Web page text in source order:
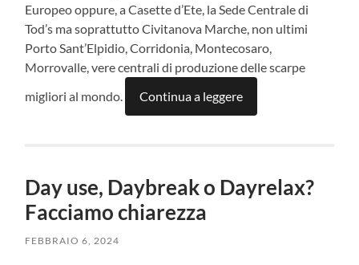
Europeo oppure, a Casette d’Ete, la Sede Centrale di
Tod’s ma soprattutto Civitanova Marche, non ultimi
Porto Sant’Elpidio, Corridonia, Montecosaro,
Morrovalle, vere centrali di produzione delle scarpe
migliori al mondo.
Continua a leggere
Day use, Daybreak o Dayrelax?
Facciamo chiarezza
FEBBRAIO 6, 2024